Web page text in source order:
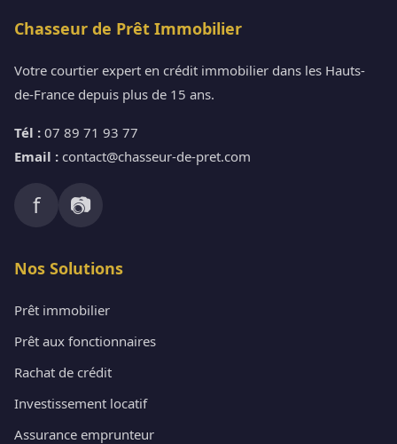
Chasseur de Prêt Immobilier
Votre courtier expert en crédit immobilier dans les Hauts-
de-France depuis plus de 15 ans.
Tél : 07 89 71 93 77
Email : contact@chasseur-de-pret.com
f 📷
Nos Solutions
Prêt immobilier
Prêt aux fonctionnaires
Rachat de crédit
Investissement locatif
Assurance emprunteur